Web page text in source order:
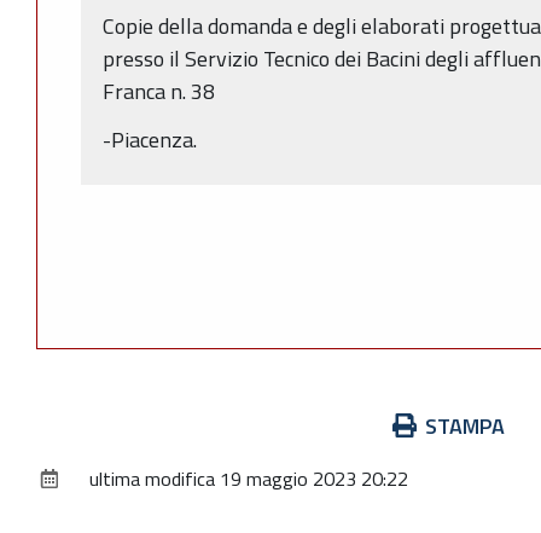
Copie della domanda e degli elaborati
presso il Servizio Tecnico dei Bacini degli
Franca n. 38
-Piacenza.
documento
STAMPA
ultima modifica 19 maggio 2023 20:22